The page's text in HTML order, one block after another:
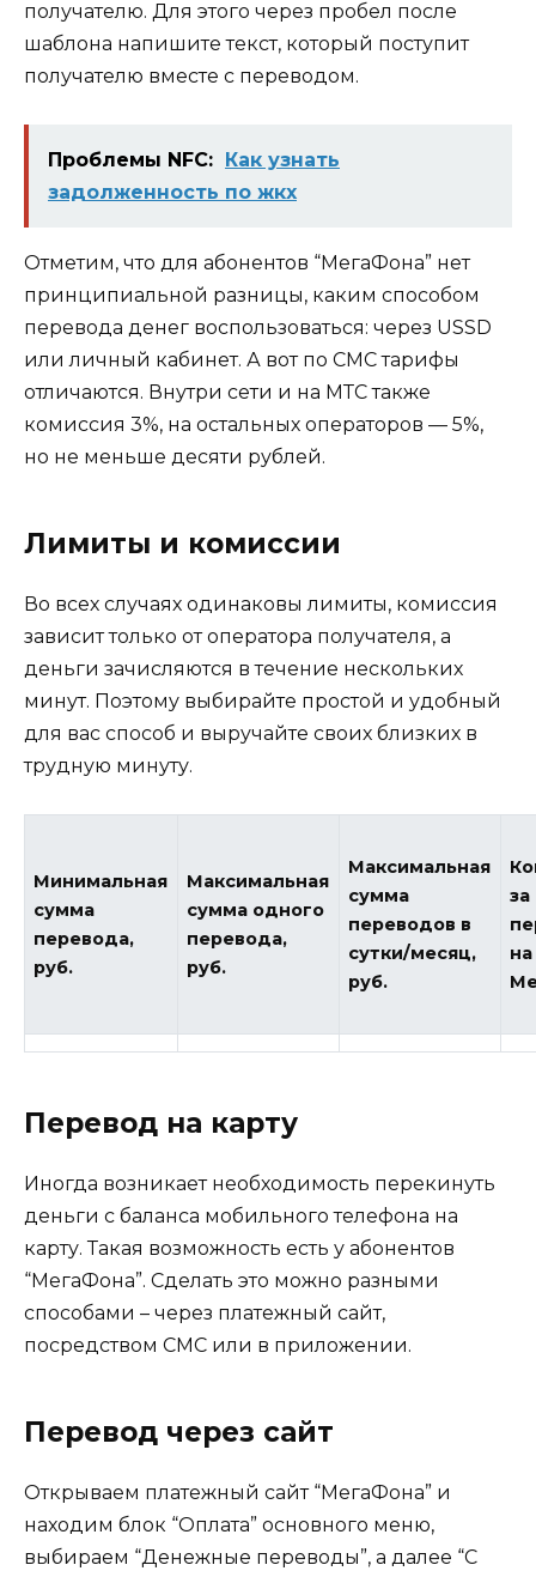
получателю. Для этого через пробел после
шаблона напишите текст, который поступит
получателю вместе с переводом.
Проблемы NFC: Как узнать
задолженность по жкх
Отметим, что для абонентов “МегаФона” нет
принципиальной разницы, каким способом
перевода денег воспользоваться: через USSD
или личный кабинет. А вот по СМС тарифы
отличаются. Внутри сети и на МТС также
комиссия 3%, на остальных операторов — 5%,
но не меньше десяти рублей.
Лимиты и комиссии
Во всех случаях одинаковы лимиты, комиссия
зависит только от оператора получателя, а
деньги зачисляются в течение нескольких
минут. Поэтому выбирайте простой и удобный
для вас способ и выручайте своих близких в
трудную минуту.
Минимальная
сумма
перевода,
руб.
Максимальная
сумма одного
перевода,
руб.
Максимальная
сумма
переводов в
сутки/месяц,
руб.
за
Перевод на карту
Иногда возникает необходимость перекинуть
деньги с баланса мобильного телефона на
карту. Такая возможность есть у абонентов
“МегаФона”. Сделать это можно разными
способами – через платежный сайт,
посредством СМС или в приложении.
Перевод через сайт
Открываем платежный сайт “МегаФона” и
находим блок “Оплата” основного меню,
выбираем “Денежные переводы”, а далее “С